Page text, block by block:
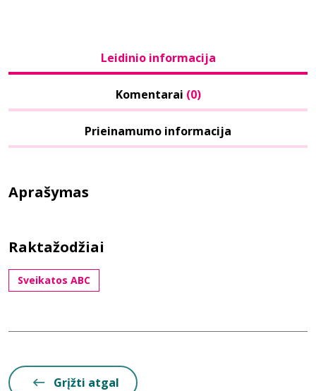
Leidinio informacija
Komentarai (0)
Prieinamumo informacija
Aprašymas
Raktažodžiai
Sveikatos ABC
Grįžti atgal